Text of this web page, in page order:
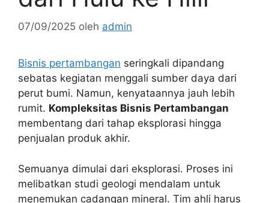
07/09/2025 oleh admin
Bisnis pertambangan seringkali dipandang
sebatas kegiatan menggali sumber daya dari
perut bumi. Namun, kenyataannya jauh lebih
rumit. Kompleksitas Bisnis Pertambangan
membentang dari tahap eksplorasi hingga
penjualan produk akhir.
Semuanya dimulai dari eksplorasi. Proses ini
melibatkan studi geologi mendalam untuk
menemukan cadangan mineral. Tim ahli harus